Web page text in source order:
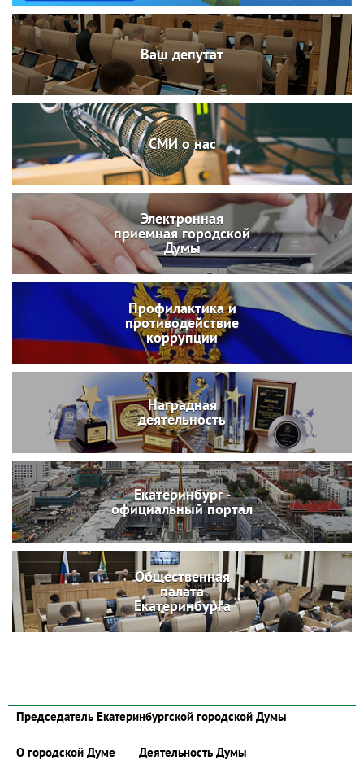
Ваш депутат
СМИ о нас
Электронная
приемная городской
Думы
Профилактика и
противодействие
коррупции
Наградная
деятельность
Екатеринбург -
официальный портал
Общественная
палата
Екатеринбурга
Председатель Екатеринбургской городской Думы
О городской Думе Деятельность Думы